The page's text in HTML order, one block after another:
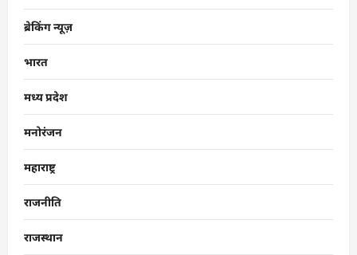
ब्रेकिंग न्यूज़
भारत
मध्य प्रदेश
मनोरंजन
महाराष्ट्र
राजनीति
राजस्थान